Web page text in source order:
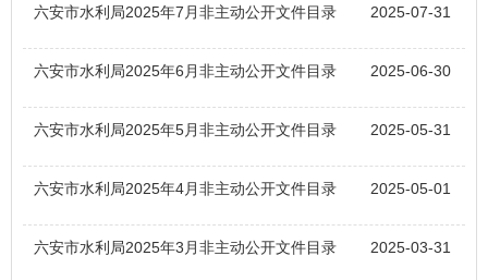
六安市水利局2025年7月非主动公开文件目录 2025-07-31
六安市水利局2025年6月非主动公开文件目录 2025-06-30
六安市水利局2025年5月非主动公开文件目录 2025-05-31
六安市水利局2025年4月非主动公开文件目录 2025-05-01
六安市水利局2025年3月非主动公开文件目录 2025-03-31